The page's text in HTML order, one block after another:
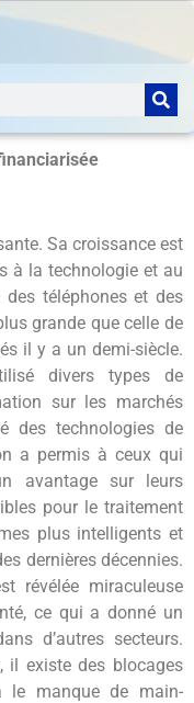
Sa croissance est
à la technologie et au
téléphones et des
grande que celle de
il y a un demi-siècle.
divers types de
sur les marchés
des technologies de
a permis à ceux qui
avantage sur leurs
pour le traitement
plus intelligents et
dernières décennies.
révélée miraculeuse
ce qui a donné un
d’autres secteurs.
il existe des blocages
le manque de main-